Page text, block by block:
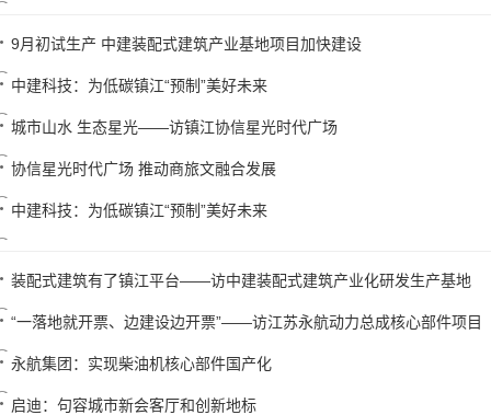
9月初试生产 中建装配式建筑产业基地项目加快建设
中建科技：为低碳镇江“预制”美好未来
城市山水 生态星光——访镇江协信星光时代广场
协信星光时代广场 推动商旅文融合发展
中建科技：为低碳镇江“预制”美好未来
装配式建筑有了镇江平台——访中建装配式建筑产业化研发生产基地
“一落地就开票、边建设边开票”——访江苏永航动力总成核心部件项目
永航集团：实现柴油机核心部件国产化
启迪：句容城市新会客厅和创新地标